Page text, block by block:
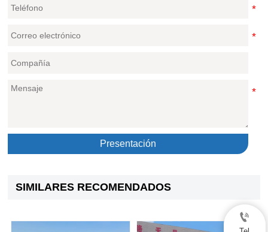
Presentación
SIMILARES RECOMENDADOS
